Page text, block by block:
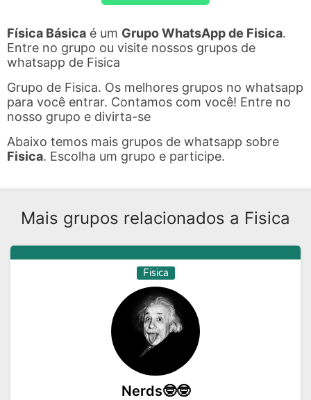
Física Básica é um Grupo WhatsApp de Fisica.
Entre no grupo ou visite nossos grupos de
whatsapp de Fisica
Grupo de Fisica. Os melhores grupos no whatsapp
para você entrar. Contamos com você! Entre no
nosso grupo e divirta-se
Abaixo temos mais grupos de whatsapp sobre
Fisica. Escolha um grupo e participe.
Mais grupos relacionados a Fisica
Fisica
Nerds🤓🤓